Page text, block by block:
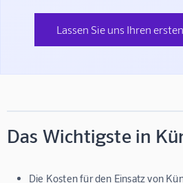
Lassen Sie uns Ihren
Das Wichtigste in
Die Kosten für den Einsatz von